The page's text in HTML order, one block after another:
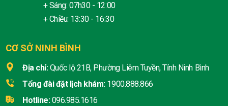
+ Sáng: 07h30 - 12:00
+ Chiều: 13:30 - 16:30
CƠ SỞ NINH BÌNH
Địa chỉ: Quốc lộ 21B, Phường Liêm Tuyền, Tỉnh Ninh Bình
Tổng đài đặt lịch khám: 1900.888.866
Hotline: 096.985.1616